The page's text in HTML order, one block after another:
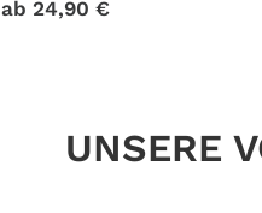
ab 24,90 €
UNSERE